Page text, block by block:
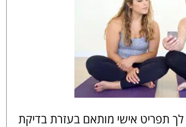
תפריט אישי מותאם בעזרת בדיקת